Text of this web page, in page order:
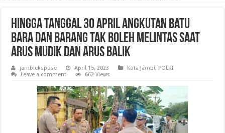
Hingga Tanggal 30 April Angkutan Batu
bara dan Barang Tak Boleh Melintas Saat
Arus Mudik dan Arus Balik
jambiekspose April 15, 2023 Kota Jambi, POLRI
Leave a comment
662 Views